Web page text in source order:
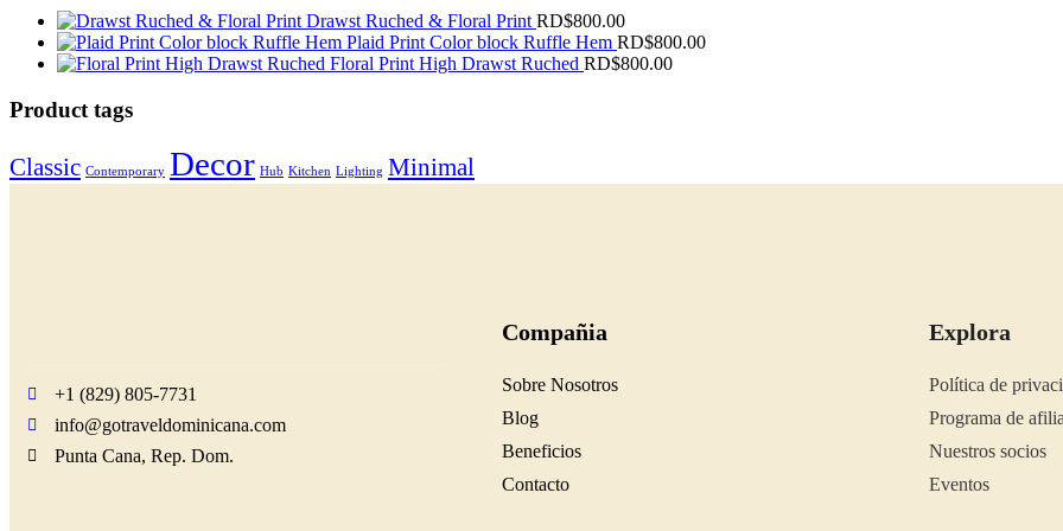
Drawst Ruched & Floral Print RD$800.00
Plaid Print Color block Ruffle Hem RD$800.00
Floral Print High Drawst Ruched RD$800.00
Product tags
Classic Contemporary Decor Hub Kitchen Lighting Minimal
+1 (829) 805-7731
info@gotraveldominicana.com
Punta Cana, Rep. Dom.
Compañia
Sobre Nosotros
Blog
Beneficios
Contacto
Explora
Política de
Programa de
Nuestros socios
Eventos